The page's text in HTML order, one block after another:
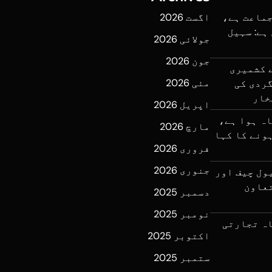
ہے،
ہے: سہیل
کشمیری
کی
ہوا ہے،
ہونے کا کہا
چیف اور
پہلےماہ تجارتی
اگست 2026
جولائی 2026
جون 2026
مئی 2026
اپریل 2026
مارچ 2026
فروری 2026
جنوری 2026
دسمبر 2025
نومبر 2025
اکتوبر 2025
ستمبر 2025